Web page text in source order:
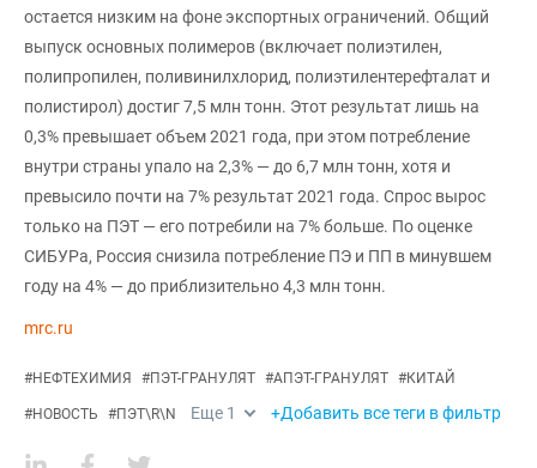
остается низким на фоне экспортных ограничений. Общий
выпуск основных полимеров (включает полиэтилен,
полипропилен, поливинилхлорид, полиэтилентерефталат и
полистирол) достиг 7,5 млн тонн. Этот результат лишь на
0,3% превышает объем 2021 года, при этом потребление
внутри страны упало на 2,3% — до 6,7 млн тонн, хотя и
превысило почти на 7% результат 2021 года. Спрос вырос
только на ПЭТ — его потребили на 7% больше. По оценке
СИБУРа, Россия снизила потребление ПЭ и ПП в минувшем
году на 4% — до приблизительно 4,3 млн тонн.
mrc.ru
#НЕФТЕХИМИЯ #ПЭТ-ГРАНУЛЯТ #АПЭТ-ГРАНУЛЯТ #КИТАЙ
#НОВОСТЬ #ПЭТ\R\N Еще 1 +Добавить все теги в фильтр